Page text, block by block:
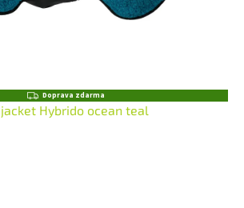
Z
D
A
Doprava zdarma
Hybrido ocean teal